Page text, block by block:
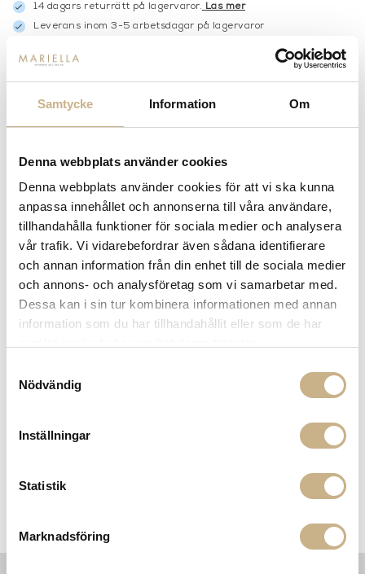
Samtycke Information Om
Denna webbplats använder cookies
Denna webbplats använder cookies för att vi ska kunna
anpassa innehållet och annonserna till våra användare,
tillhandahålla funktioner för sociala medier och analysera
vår trafik. Vi vidarebefordrar även sådana identifierare
och annan information från din enhet till de sociala medier
och annons- och analysföretag som vi samarbetar med.
Dessa kan i sin tur kombinera informationen med annan
information som du har tillhandahållit eller som de har
Nödvändig
Inställningar
Statistik
Marknadsföring
14 dagars returrätt på lagervaror. Läs mer
Leverans inom 3-5 arbetsdagar på lagervaror
nyhetsbrev
Fri frakt på mindra varor vid köp över 1000:-
900:- i frakt vid köp av större möbler
FRÅGA OSS OM PRODUKTEN
BESKRIVNING
SPECIFIKATIONER